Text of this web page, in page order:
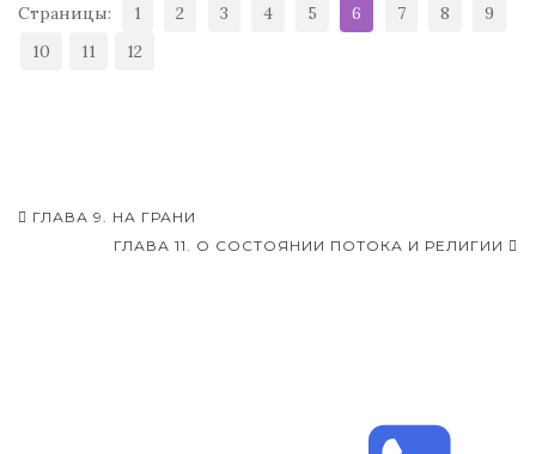
Страницы: 1 2 3 4 5 6 7 8
9
10
11 12
Навигация записей
ГЛАВА 9. НА ГРАНИ
ГЛАВА 11. О СОСТОЯНИИ ПОТОКА И РЕЛИГИИ